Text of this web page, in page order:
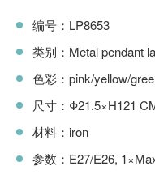
编号：LP8653
类别：Metal pendant
色彩：pink/yellow/
尺寸：Φ21.5×H121
材料：iron
参数：E27/E26,